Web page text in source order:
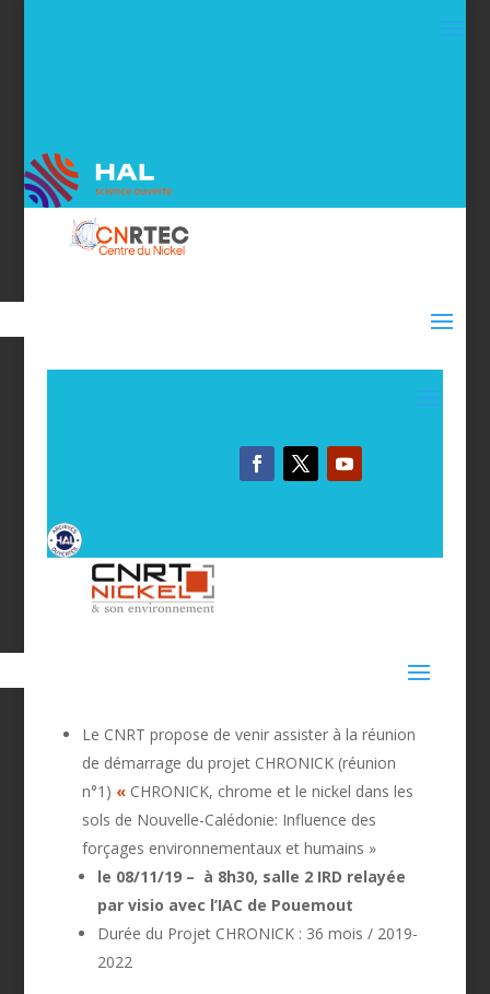
Le CNRT propose de venir assister à la réunion
de démarrage du projet CHRONICK (réunion
n°1) «CHRONICK, chrome et le nickel dans les
sols de Nouvelle-Calédonie: Influence des
forçages environnementaux et humains »
le 08/11/19 – à 8h30, salle 2 IRD relayée
par visio avec l’IAC de Pouemout
Durée du Projet CHRONICK : 36 mois / 2019-
2022